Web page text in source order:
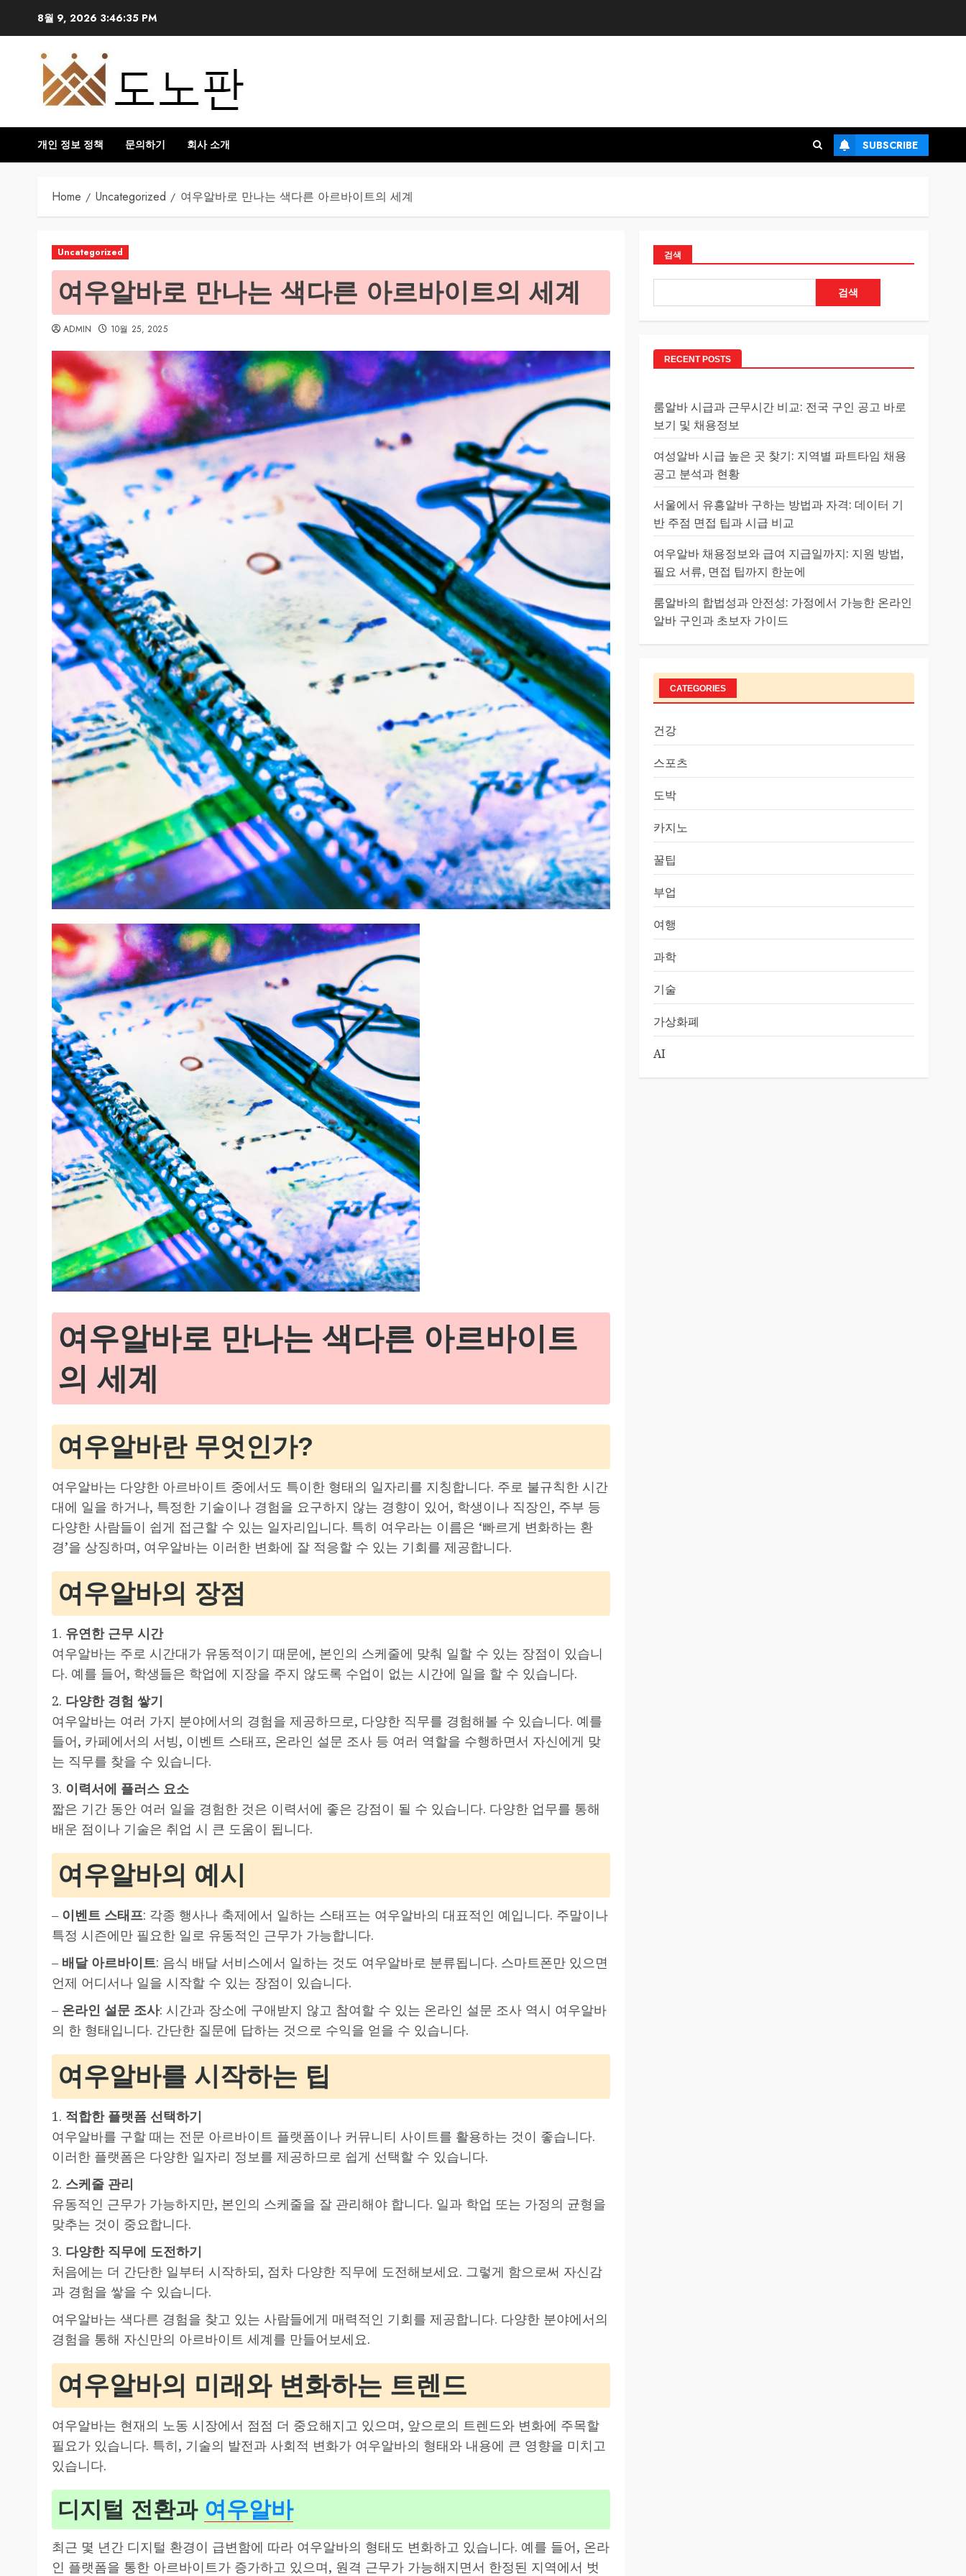
8월 9, 2026 3:46:36 PM
개인 정보 정책 문의하기 회사 소개 SUBSCRIBE
Home Uncategorized 여우알바로 만나는 색다른 아르바이트의 세계
Uncategorized
여우알바로 만나는 색다른 아르바이트의 세계
ADMIN 10월 25, 2025
여우알바로 만나는 색다른 아르바이트
의 세계
여우알바란 무엇인가?
여우알바는 다양한 아르바이트 중에서도 특이한 형태의 일자리를 지칭합니다. 주로 불규칙한 시간
대에 일을 하거나, 특정한 기술이나 경험을 요구하지 않는 경향이 있어, 학생이나 직장인, 주부 등
다양한 사람들이 쉽게 접근할 수 있는 일자리입니다. 특히 여우라는 이름은 ‘빠르게 변화하는 환
경’을 상징하며, 여우알바는 이러한 변화에 잘 적응할 수 있는 기회를 제공합니다.
여우알바의 장점
1. 유연한 근무 시간
여우알바는 주로 시간대가 유동적이기 때문에, 본인의 스케줄에 맞춰 일할 수 있는 장점이 있습니
다. 예를 들어, 학생들은 학업에 지장을 주지 않도록 수업이 없는 시간에 일을 할 수 있습니다.
2. 다양한 경험 쌓기
여우알바는 여러 가지 분야에서의 경험을 제공하므로, 다양한 직무를 경험해볼 수 있습니다. 예를
들어, 카페에서의 서빙, 이벤트 스태프, 온라인 설문 조사 등 여러 역할을 수행하면서 자신에게 맞
는 직무를 찾을 수 있습니다.
3. 이력서에 플러스 요소
짧은 기간 동안 여러 일을 경험한 것은 이력서에 좋은 강점이 될 수 있습니다. 다양한 업무를 통해
배운 점이나 기술은 취업 시 큰 도움이 됩니다.
여우알바의 예시
– 이벤트 스태프: 각종 행사나 축제에서 일하는 스태프는 여우알바의 대표적인 예입니다. 주말이나
특정 시즌에만 필요한 일로 유동적인 근무가 가능합니다.
– 배달 아르바이트: 음식 배달 서비스에서 일하는 것도 여우알바로 분류됩니다. 스마트폰만 있으면
언제 어디서나 일을 시작할 수 있는 장점이 있습니다.
– 온라인 설문 조사: 시간과 장소에 구애받지 않고 참여할 수 있는 온라인 설문 조사 역시 여우알바
의 한 형태입니다. 간단한 질문에 답하는 것으로 수익을 얻을 수 있습니다.
여우알바를 시작하는 팁
1. 적합한 플랫폼 선택하기
여우알바를 구할 때는 전문 아르바이트 플랫폼이나 커뮤니티 사이트를 활용하는 것이 좋습니다.
이러한 플랫폼은 다양한 일자리 정보를 제공하므로 쉽게 선택할 수 있습니다.
2. 스케줄 관리
유동적인 근무가 가능하지만, 본인의 스케줄을 잘 관리해야 합니다. 일과 학업 또는 가정의 균형을
맞추는 것이 중요합니다.
3. 다양한 직무에 도전하기
처음에는 더 간단한 일부터 시작하되, 점차 다양한 직무에 도전해보세요. 그렇게 함으로써 자신감
과 경험을 쌓을 수 있습니다.
여우알바는 색다른 경험을 찾고 있는 사람들에게 매력적인 기회를 제공합니다. 다양한 분야에서의
경험을 통해 자신만의 아르바이트 세계를 만들어보세요.
여우알바의 미래와 변화하는 트렌드
여우알바는 현재의 노동 시장에서 점점 더 중요해지고 있으며, 앞으로의 트렌드와 변화에 주목할
필요가 있습니다. 특히, 기술의 발전과 사회적 변화가 여우알바의 형태와 내용에 큰 영향을 미치고
있습니다.
디지털 전환과 여우알바
최근 몇 년간 디지털 환경이 급변함에 따라 여우알바의 형태도 변화하고 있습니다. 예를 들어, 온라
인 플랫폼을 통한 아르바이트가 증가하고 있으며, 원격 근무가 가능해지면서 한정된 지역에서 벗
검색
검색
RECENT POSTS
룸알바 시급과 근무시간 비교: 전국 구인 공고 바로
보기 및 채용정보
여성알바 시급 높은 곳 찾기: 지역별 파트타임 채용
공고 분석과 현황
서울에서 유흥알바 구하는 방법과 자격: 데이터 기
반 주점 면접 팁과 시급 비교
여우알바 채용정보와 급여 지급일까지: 지원 방법,
필요 서류, 면접 팁까지 한눈에
룸알바의 합법성과 안전성: 가정에서 가능한 온라인
알바 구인과 초보자 가이드
CATEGORIES
건강
스포츠
도박
카지노
꿀팁
부업
여행
과학
기술
가상화폐
AI